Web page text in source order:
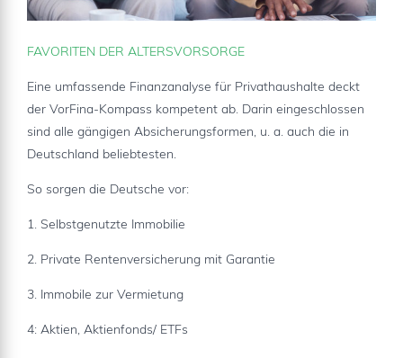
FAVORITEN DER ALTERSVORSORGE
Eine umfassende Finanzanalyse für Privathaushalte deckt
der VorFina-Kompass kompetent ab. Darin eingeschlossen
sind alle gängigen Absicherungsformen, u. a. auch die in
Deutschland beliebtesten.
So sorgen die Deutsche vor:
1. Selbstgenutzte Immobilie
2. Private Rentenversicherung mit Garantie
3. Immobile zur Vermietung
4: Aktien, Aktienfonds/ ETFs